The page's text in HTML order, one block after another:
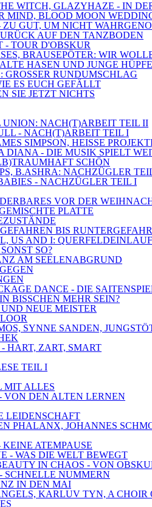
WITCH, GLAZYHAZE - IN
BLOOD MOON
GUT, UM NICHT
AUF DEN TANZBODEN
- TOUR D'OBSKUR
BRAUSEPÖTER: WIR
HASEN UND JUNGE
RUNDUMSCHLAG
ES EUCH GEFÄLLT
SIE JETZT NICHTS
UNION: NACH(T)ARBEIT TEIL II
- NACH(T)ARBEIT TEIL I
SIMPSON, HEISSE
DIANA - DIE MUSIK SPIELT
SCHÖN
B.ASHRA: NACHZÜGLER
- NACHZÜGLER TEIL I
VOR DER
PLATTE
BIS
US AND I: QUERFELDEINLAUF
SO?
AM SEELENABGRUND
DANCE - DIE
BISSCHEN MEHR SEIN?
NEUE MEISTER
SYNNE SANDEN,
HART, ZART, SMART
TEIL I
MIT ALLES
VON DEN ALTEN LERNEN
LEIDENSCHAFT
PHALANX, JOHANNES
ATEMPAUSE
- WAS DIE WELT BEWEGT
IN CHAOS - VON
SCHNELLE NUMMERN
IN DEN MAI
KARLUV TYN, A